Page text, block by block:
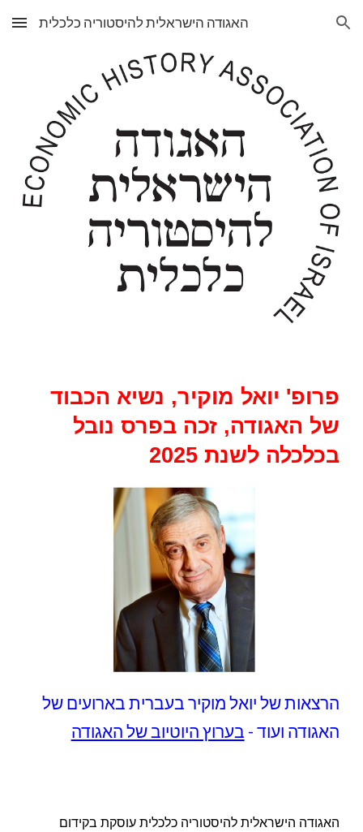
Skip to main content Skip to navigation האגודה הישראלית להיסטוריה כלכלית
פרופ' יואל מוקיר, נשיא הכבוד
של האגודה,זכה בפרס נובל
בכלכלהלשנת 2025
הרצאות של יואל מוקיר בעברית בארועים של
האגודה ועוד - בערוץ היוטיוב של האגודה
האגודה הישראלית להיסטוריה כלכלית עוסקת בקידום